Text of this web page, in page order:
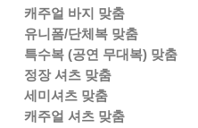
캐주얼 바지 맞춤
유니폼/단체복 맞춤
특수복 (공연 무대복) 맞춤
정장 셔츠 맞춤
세미셔츠 맞춤
캐주얼 셔츠 맞춤